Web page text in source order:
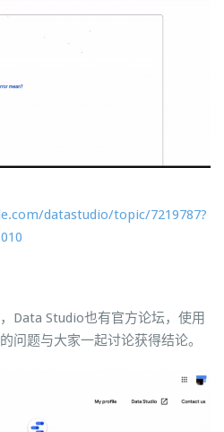
datastudio/topic/7219787?
Data Studio也有官方论坛，使用
问题与大家一起讨论获得结论。